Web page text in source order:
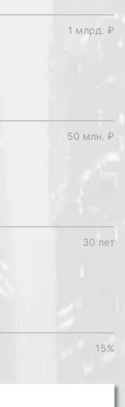
1 млрд. ₽
50 млн. ₽
30 лет
15%